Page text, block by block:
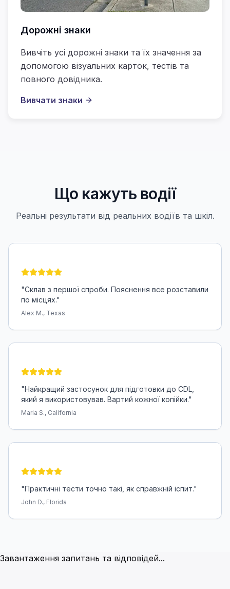
Дорожні знаки
Вивчіть усі дорожні знаки та їх значення за
допомогою візуальних карток, тестів та
повного довідника.
Вивчати знаки
Що кажуть водії
Реальні результати від реальних водіїв та шкіл.
"Склав з першої спроби. Пояснення все розставили
по місцях."
Alex M., Texas
"Найкращий застосунок для підготовки до CDL,
який я використовував. Вартий кожної копійки."
Maria S., California
"Практичні тести точно такі, як справжній іспит."
John D., Florida
Часто задавані питання
Завантаження запитань та відповідей...